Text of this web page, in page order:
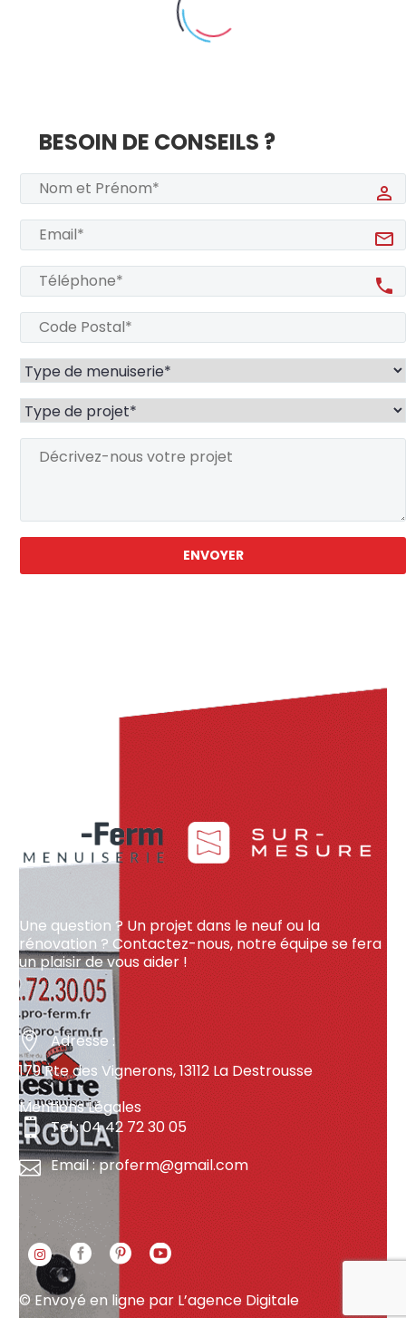
BESOIN DE CONSEILS ?
Une question ? Un projet dans le neuf ou la
rénovation ? Contactez-nous, notre équipe se fera
un plaisir de vous aider !
Adresse :
179 Rte des Vignerons, 13112 La Destrousse
Mentions Légales
Tel : 04 42 72 30 05
Email : proferm@gmail.com
© Envoyé en ligne par L’agence Digitale